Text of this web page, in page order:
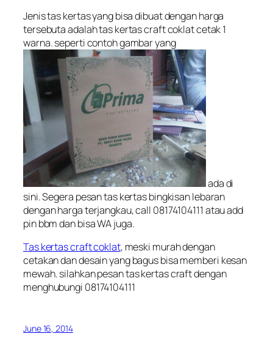
Jenis tas kertas yang bisa dibuat dengan harga
tersebuta adalah tas kertas craft coklat cetak 1
warna. seperti contoh gambar yang
ada di
sini. Segera pesan tas kertas bingkisan lebaran
dengan harga terjangkau, call 08174104111 atau add
pin bbm dan bisa WA juga.
Tas kertas craft coklat, meski murah dengan
cetakan dan desain yang bagus bisa memberi kesan
mewah. silahkan pesan tas kertas craft dengan
menghubungi 08174104111
June 16, 2014